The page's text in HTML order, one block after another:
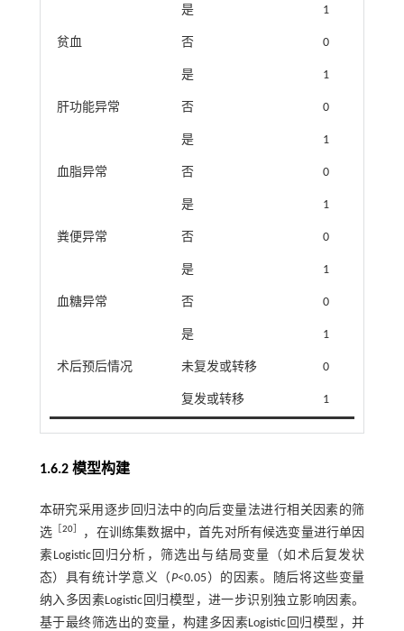
是 1
贫血 否 0
是 1
肝功能异常 否 0
是 1
血脂异常 否 0
是 1
粪便异常 否 0
是 1
血糖异常 否 0
是 1
术后预后情况 未复发或转移 0
复发或转移 1
1.6.2 模型构建
本研究采用逐步回归法中的向后变量法进行相关因素的筛
选［ 20
，在训练集数据中，首先对所有候选变量进行单因
素Logistic回归分析，筛选出与结局变量（如术后复发状
态）具有统计学意义（ P<0.05）的因素。随后将这些变量
纳入多因素Logistic回归模型，进一步识别独立影响因素。
基于最终筛选出的变量，构建多因素Logistic回归模型，并